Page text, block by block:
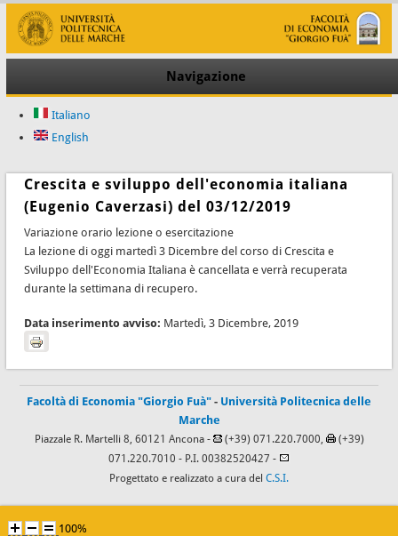
Navigazione
Italiano
English
Crescita e sviluppo dell'economia italiana
(Eugenio Caverzasi) del 03/12/2019
Variazione orario lezione o esercitazione
La lezione di oggi martedì 3 Dicembre del corso di Crescita e
Sviluppo dell'Economia Italiana è cancellata e verrà recuperata
durante la settimana di recupero.
Data inserimento avviso: Martedì, 3 Dicembre, 2019
Facoltà di Economia "Giorgio Fuà" - Università Politecnica delle
Marche
Piazzale R. Martelli 8, 60121 Ancona - (+39) 071.220.7000,
(+39)
071.220.7010 - P.I. 00382520427 -
Progettato e realizzato a cura del C.S.I.
100%